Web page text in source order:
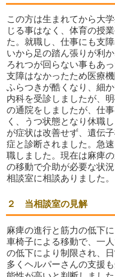
この方は生まれてから大
じる事はなく、体育の授
た。就職し、仕事にも支
いから足の踏ん張りが利
ろれつが回らない事もあ
支障はなかったため医療
ふらつきが酷くなり、細
内科を受診しましたが、
の通院をしましたが、仕
く、うつ状態となり休職
が症状は改善せず、遺伝
症と診断されました。急
職しました。現在は麻痺
の移動で介助が必要な状
相談室に相談ありました。
２ 当相談室の見解
麻痺の進行と筋力の低下
車椅子による移動で、一
の低下により制限され、
多くヘルパーさんの支援